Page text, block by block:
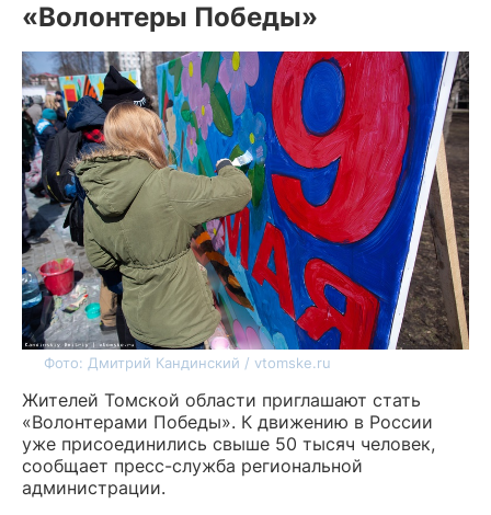
«Волонтеры Победы»
Фото: Дмитрий Кандинский / vtomske.ru
Жителей Томской области приглашают стать
«Волонтерами Победы». К движению в России
уже присоединились свыше 50 тысяч человек,
сообщает пресс-служба региональной
администрации.